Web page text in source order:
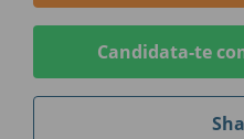
Candidata-te